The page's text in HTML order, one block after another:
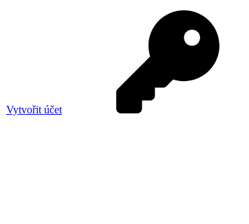
Vytvořit účet